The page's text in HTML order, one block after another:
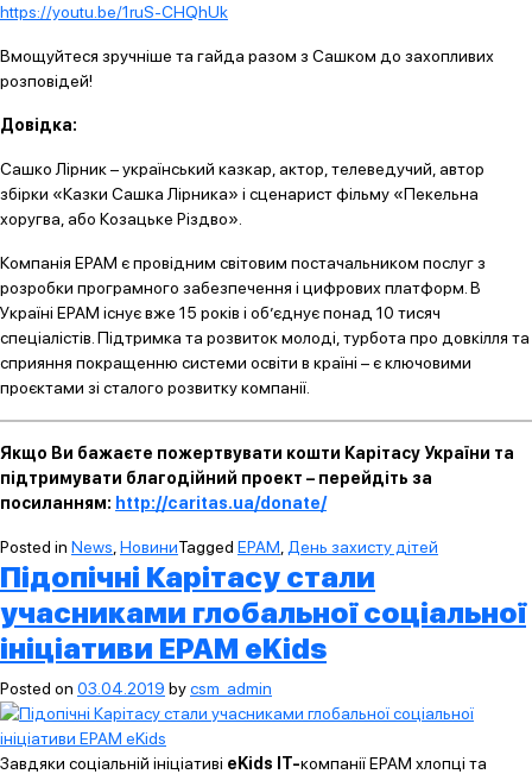
https://youtu.be/1ruS-CHQhUk
Вмощуйтеся зручніше та гайда разом з Сашком до захопливих
розповідей!
Довідка:
Сашко Лірник – український казкар, актор, телеведучий, автор
збірки «Казки Сашка Лірника» і сценарист фільму «Пекельна
хоругва, або Козацьке Різдво».
Компанія ЕРАМ є провідним світовим постачальником послуг з
розробки програмного забезпечення і цифрових платформ. В
Україні ЕРАМ існує вже 15 років і об’єднує понад 10 тисяч
спеціалістів. Підтримка та розвиток молоді, турбота про довкілля та
сприяння покращенню системи освіти в країні – є ключовими
проєктами зі сталого розвитку компанії.
Якщо Ви бажаєте пожертвувати кошти Карітасу України та
підтримувати благодійний проект – перейдіть за
посиланням: http://caritas.ua/donate/
Posted in News НовиниTagged EPAM День захисту дітей
Підопічні Карітасу стали
учасниками глобальної соціальної
ініціативи EPAM еKids
Posted on 03.04.2019 bycsm_admin
Завдяки соціальній ініціативі eKids IT-компанії EPAM хлопці та